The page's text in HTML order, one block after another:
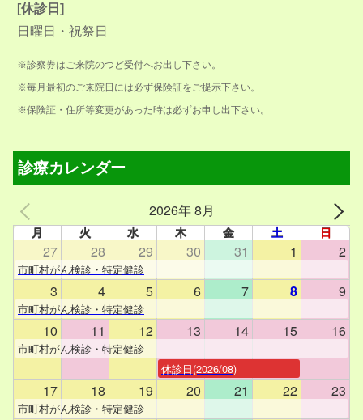
[休診日]
日曜日・祝祭日
※診察券はご来院のつど受付へお出し下さい。
※毎月最初のご来院日には必ず保険証をご提示下さい。
※保険証・住所等変更があった時は必ずお申し出下さい。
診療カレンダー
2026年 8月
月 火 水 木 金 土 日
27 28 29 30 31 1 2
市町村がん検診・特定健診
3 4 5 6 7 8 9
市町村がん検診・特定健診
10 11 12 13 14 15 16
市町村がん検診・特定健診
休診日(2026/08)
17 18 19 20 21 22 23
市町村がん検診・特定健診